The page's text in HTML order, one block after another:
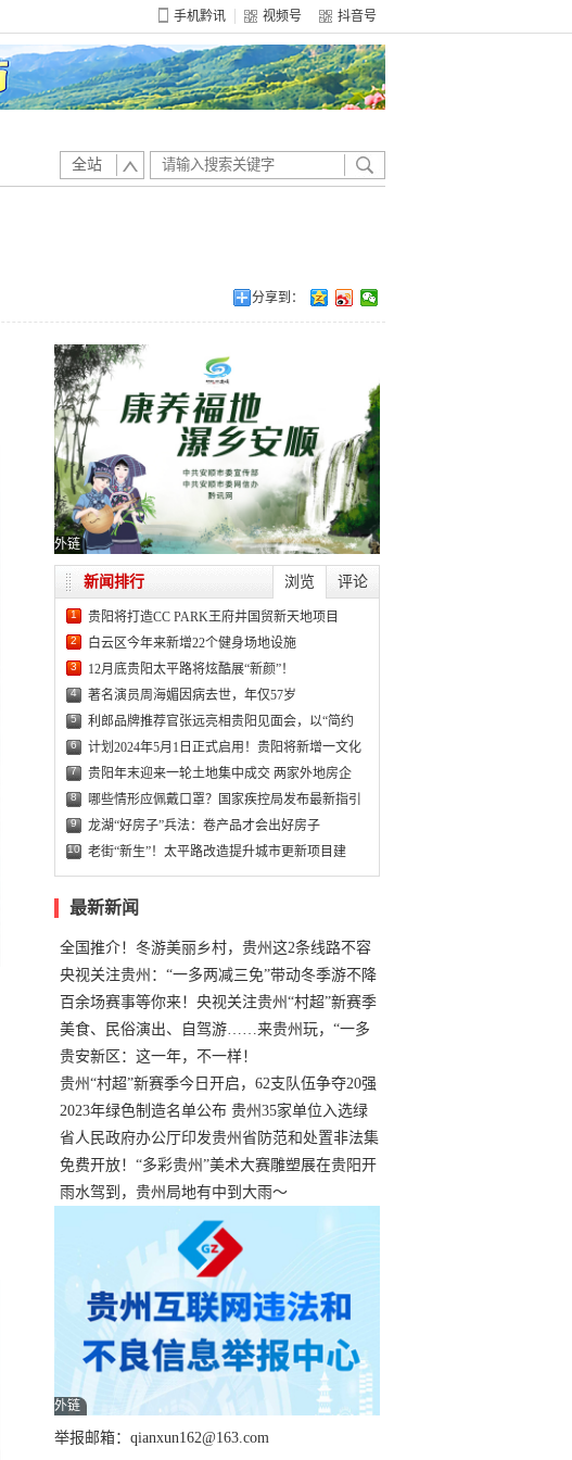
手机黔讯 视频号 抖音号
全站
分享到：
外链
浏览 评论
新闻排行
1 贵阳将打造CC PARK王府井国贸新天地项目
2 白云区今年来新增22个健身场地设施
3 12月底贵阳太平路将炫酷展“新颜”！
4 著名演员周海媚因病去世，年仅57岁
5 利郎品牌推荐官张远亮相贵阳见面会，以“简约
6 计划2024年5月1日正式启用！贵阳将新增一文化
7 贵阳年末迎来一轮土地集中成交 两家外地房企
8 哪些情形应佩戴口罩？国家疾控局发布最新指引
9 龙湖“好房子”兵法：卷产品才会出好房子
10 老街“新生”！太平路改造提升城市更新项目建
最新新闻
全国推介！冬游美丽乡村，贵州这2条线路不容
错过
央视关注贵州：“一多两减三免”带动冬季游不降
温
百余场赛事等你来！央视关注贵州“村超”新赛季
正式“打响”
美食、民俗演出、自驾游……来贵州玩，“一多
两减三免”！
贵安新区：这一年，不一样！
贵州“村超”新赛季今日开启，62支队伍争夺20强
名额
2023年绿色制造名单公布 贵州35家单位入选绿
色工厂
省人民政府办公厅印发贵州省防范和处置非法集
资工作实施细则
免费开放！“多彩贵州”美术大赛雕塑展在贵阳开
展，持续至1月19日
雨水驾到，贵州局地有中到大雨～
外链
举报邮箱：qianxun162@163.com